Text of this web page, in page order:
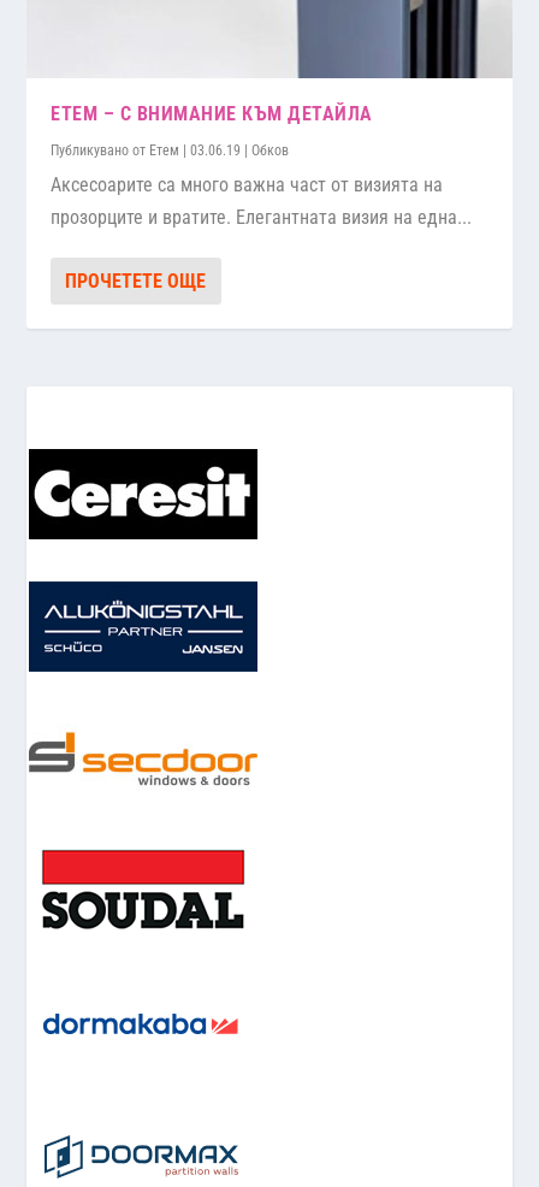
ЕТЕМ – С ВНИМАНИЕ КЪМ ДЕТАЙЛА
Публикувано от Етем |03.06.19 |Обков
Аксесоарите са много важна част от визията на
прозорците и вратите. Елегантната визия на една...
ПРОЧЕТЕТЕ ОЩЕ